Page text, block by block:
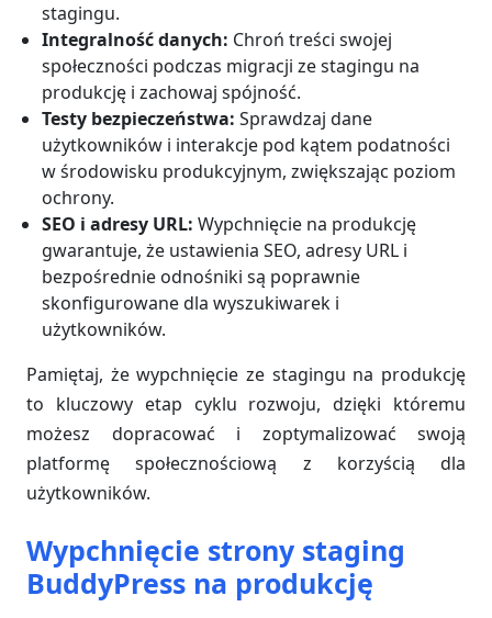
stagingu.
Integralność danych: Chroń treści swojej
społeczności podczas migracji ze stagingu na
produkcję i zachowaj spójność.
Testy bezpieczeństwa: Sprawdzaj dane
użytkowników i interakcje pod kątem podatności
w środowisku produkcyjnym, zwiększając poziom
ochrony.
SEO i adresy URL: Wypchnięcie na produkcję
gwarantuje, że ustawienia SEO, adresy URL i
bezpośrednie odnośniki są poprawnie
skonfigurowane dla wyszukiwarek i
użytkowników.
Pamiętaj, że wypchnięcie ze stagingu na produkcję
to kluczowy etap cyklu rozwoju, dzięki któremu
możesz dopracować i zoptymalizować swoją
platformę społecznościową z korzyścią dla
użytkowników.
Wypchnięcie strony staging
BuddyPress na produkcję